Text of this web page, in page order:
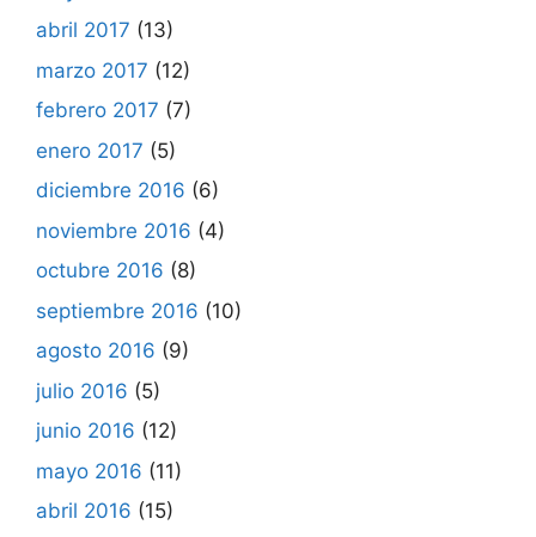
abril 2017 (13)
marzo 2017 (12)
febrero 2017 (7)
enero 2017 (5)
diciembre 2016 (6)
noviembre 2016 (4)
octubre 2016 (8)
septiembre 2016 (10)
agosto 2016 (9)
julio 2016 (5)
junio 2016 (12)
mayo 2016 (11)
abril 2016 (15)